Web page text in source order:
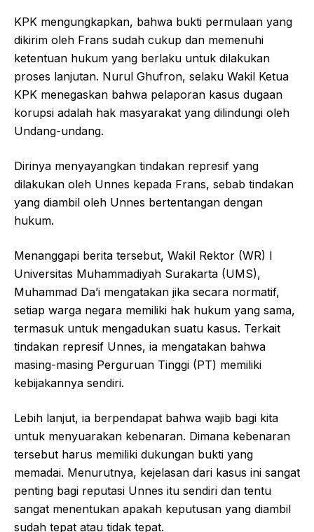
KPK mengungkapkan, bahwa bukti permulaan yang
dikirim oleh Frans sudah cukup dan memenuhi
ketentuan hukum yang berlaku untuk dilakukan
proses lanjutan. Nurul Ghufron, selaku Wakil Ketua
KPK menegaskan bahwa pelaporan kasus dugaan
korupsi adalah hak masyarakat yang dilindungi oleh
Undang-undang.
Dirinya menyayangkan tindakan represif yang
dilakukan oleh Unnes kepada Frans, sebab tindakan
yang diambil oleh Unnes bertentangan dengan
hukum.
Menanggapi berita tersebut, Wakil Rektor (WR) I
Universitas Muhammadiyah Surakarta (UMS),
Muhammad Da’i mengatakan jika secara normatif,
setiap warga negara memiliki hak hukum yang sama,
termasuk untuk mengadukan suatu kasus. Terkait
tindakan represif Unnes, ia mengatakan bahwa
masing-masing Perguruan Tinggi (PT) memiliki
kebijakannya sendiri.
Lebih lanjut, ia berpendapat bahwa wajib bagi kita
untuk menyuarakan kebenaran. Dimana kebenaran
tersebut harus memiliki dukungan bukti yang
memadai. Menurutnya, kejelasan dari kasus ini sangat
penting bagi reputasi Unnes itu sendiri dan tentu
sangat menentukan apakah keputusan yang diambil
sudah tepat atau tidak tepat.